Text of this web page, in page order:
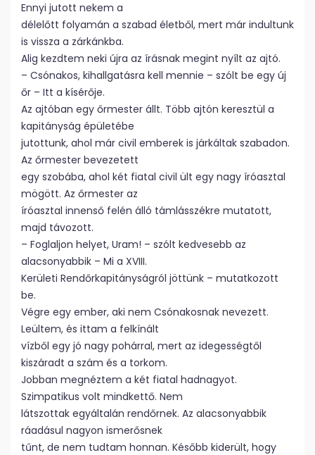
Ennyi jutott nekem a
délelőtt folyamán a szabad életből, mert már indultunk
is vissza a zárkánkba.
Alig kezdtem neki újra az írásnak megint nyílt az ajtó.
– Csónakos, kihallgatásra kell mennie – szólt be egy új
őr – Itt a kísérője.
Az ajtóban egy őrmester állt. Több ajtón keresztül a
kapitányság épületébe
jutottunk, ahol már civil emberek is járkáltak szabadon.
Az őrmester bevezetett
egy szobába, ahol két fiatal civil ült egy nagy íróasztal
mögött. Az őrmester az
íróasztal innenső felén álló támlásszékre mutatott,
majd távozott.
– Foglaljon helyet, Uram! – szólt kedvesebb az
alacsonyabbik – Mi a XVIII.
Kerületi Rendőrkapitányságról jöttünk – mutatkozott
be.
Végre egy ember, aki nem Csónakosnak nevezett.
Leültem, és ittam a felkínált
vízből egy jó nagy pohárral, mert az idegességtől
kiszáradt a szám és a torkom.
Jobban megnéztem a két fiatal hadnagyot.
Szimpatikus volt mindkettő. Nem
látszottak egyáltalán rendőrnek. Az alacsonyabbik
ráadásul nagyon ismerősnek
tűnt, de nem tudtam honnan. Később kiderült, hogy